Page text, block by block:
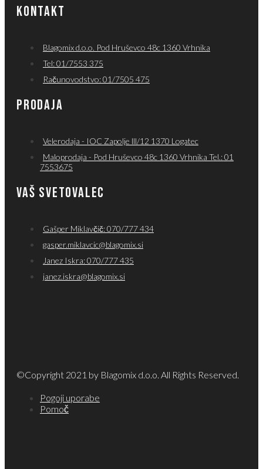
KONTAKT
Blagomix d.o.o. Pod Hruševco 48c 1360 Vrhnika
Tel: 01/7553 375
Računovodstvo: 01/7505 475
PRODAJA
Velerodaja - IOC Zapolje lll/12 1370 Logatec
Maloprodaja - Pod Hruševco 48c 1360 Vrhnika Tel.: 01
7553675
VAŠ SVETOVALEC
Gašper Miklavčič: 070/777 434
gasper.miklavcic@blagomix.si
Janez Iskra: 070/777 435
janez.iskra@blagomix.si
©Copyright 2021 by Blagomix d.o.o. All Rights Reserved.
Pogoji uporabe
Pomoč